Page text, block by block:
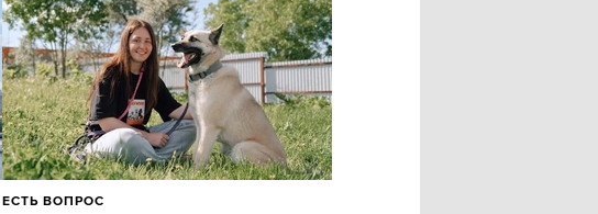
ЕСТЬ ВОПРОС